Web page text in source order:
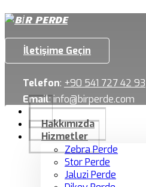
İletişime Geçin
Telefon: +90 541 727 42 93
Email:info@birperde.com
Hakkımızda
Hizmetler
Zebra Perde
Stor Perde
Jaluzi Perde